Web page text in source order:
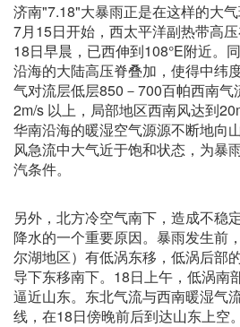
济南"7.18"大暴雨正是在这样的大
7月15日开始，西太平洋副热带高压
18日早晨，已西伸到108°E附近。
沿海的大陆高压脊叠加，使得中纬
气对流层低层850－700百帕西南气
2m/s 以上，局部地区西南风达到
华南沿海的暖湿空气源源不断地向
风急流中大气近于饱和状态，为暴
汽条件。
另外，北方冷空气南下，造成不稳
降水的一个重要原因。暴雨发生前
尔湖地区）有低涡东移，低涡后部
导下东移南下。18日上午，低涡南
逼近山东。东北气流与西南暖湿气
线，在18日傍晚前后到达山东上空